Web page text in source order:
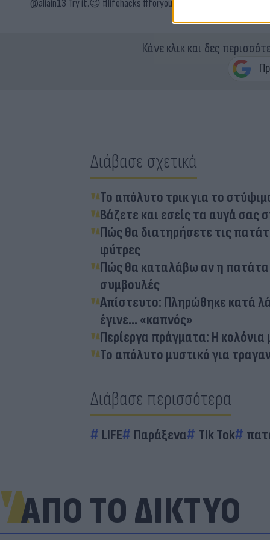
@aliain13 Try it.😉 #lifehacks #foryou ♬ Inspector
Κάνε κλικ και δες
Διάβασε σχετικά
Το απόλυτο τρικ για το
Βάζετε και εσείς τα αυγά σας
Πώς θα διατηρήσετε τις
φύτρες
Πώς θα καταλάβω αν η πατάτα
συμβουλές
Απίστευτο: Πληρώθηκε κατά
έγινε... «καπνός»
Περίεργα πράγματα: Η
Το απόλυτο μυστικό για
Διάβασε περισσότερα
LIFE Παράξενα Tik Tok
ΑΠΟ ΤΟ ΔΙΚΤΥΟ